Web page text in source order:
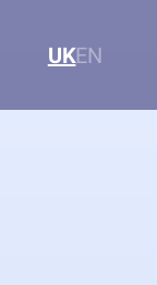
UKEN